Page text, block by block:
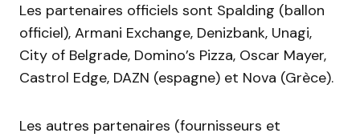
Les partenaires officiels sont Spalding (ballon
officiel), Armani Exchange, Denizbank, Unagi,
City of Belgrade, Domino’s Pizza, Oscar Mayer,
Castrol Edge, DAZN (espagne) et Nova (Grèce).
Les autres partenaires (fournisseurs et